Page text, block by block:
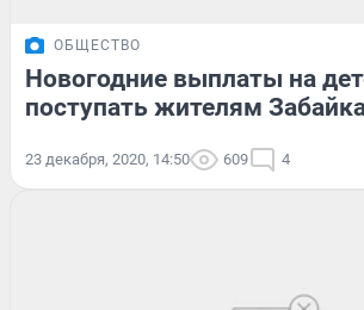
ОБЩЕСТВО
Новогодние выплаты на
поступать жителям
23 декабря, 2020, 14:50 609 4